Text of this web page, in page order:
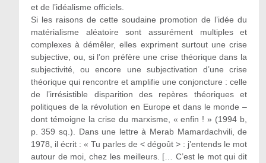
et de l’idéalisme officiels.
Si les raisons de cette soudaine promotion de l’idée du
matérialisme aléatoire sont assurément multiples et
complexes à démêler, elles expriment surtout une crise
subjective, ou, si l’on préfère une crise théorique dans la
subjectivité, ou encore une subjectivation d’une crise
théorique qui rencontre et amplifie une conjoncture : celle
de l’irrésistible disparition des repères théoriques et
politiques de la révolution en Europe et dans le monde –
dont témoigne la crise du marxisme, « enfin ! » (1994 b,
p. 359 sq.). Dans une lettre à Merab Mamardachvili, de
1978, il écrit : « Tu parles de < dégoût > : j’entends le mot
autour de moi, chez les meilleurs. [… C’est le mot qui dit